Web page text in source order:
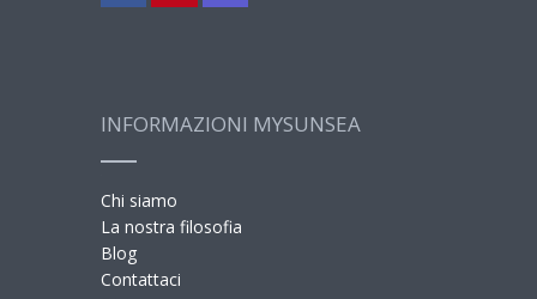
INFORMAZIONI MYSUNSEA
Chi siamo
La nostra filosofia
Blog
Contattaci